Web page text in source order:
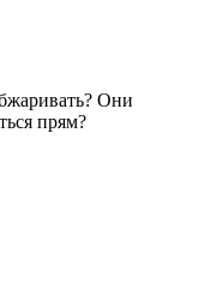
Они
прям?